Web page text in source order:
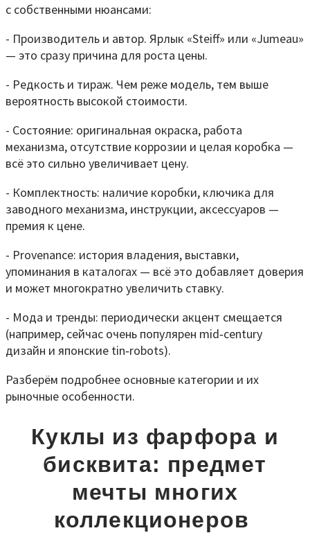
с собственными нюансами:
- Производитель и автор. Ярлык «Steiff» или «Jumeau»
— это сразу причина для роста цены.
- Редкость и тираж. Чем реже модель, тем выше
вероятность высокой стоимости.
- Состояние: оригинальная окраска, работа
механизма, отсутствие коррозии и целая коробка —
всё это сильно увеличивает цену.
- Комплектность: наличие коробки, ключика для
заводного механизма, инструкции, аксессуаров —
премия к цене.
- Provenance: история владения, выставки,
упоминания в каталогах — всё это добавляет доверия
и может многократно увеличить ставку.
- Мода и тренды: периодически акцент смещается
(например, сейчас очень популярен mid‑century
дизайн и японские tin‑robots).
Разберём подробнее основные категории и их
рыночные особенности.
Куклы из фарфора и
бисквита: предмет
мечты многих
коллекционеров